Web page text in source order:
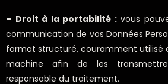
– Droit à la portabilité :vous
communication de vos Données
format structuré, couramment utilisé
machine afin de les
responsable du traitement.